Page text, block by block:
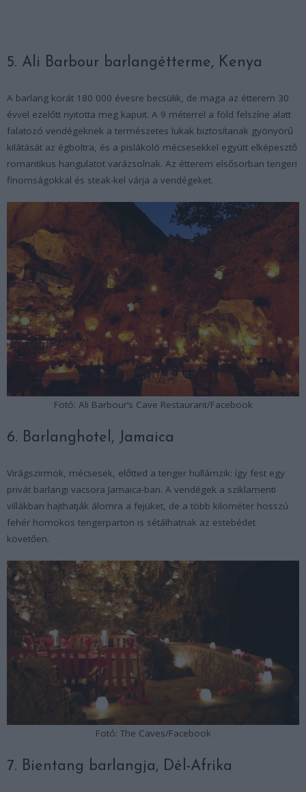
5. Ali Barbour barlangétterme, Kenya
A barlang korát 180 000 évesre becsülik, de maga az étterem 30
évvel ezelőtt nyitotta meg kapuit. A 9 méterrel a föld felszíne alatt
falatozó vendégeknek a természetes lukak biztosítanak gyönyörű
kilátását az égboltra, és a pislákoló mécsesekkel együtt elképesztő
romantikus hangulatot varázsolnak. Az étterem elsősorban tengeri
finomságokkal és steak-kel várja a vendégeket.
Fotó: Ali Barbour’s Cave Restaurant/Facebook
6. Barlanghotel, Jamaica
Virágszirmok, mécsesek, előtted a tenger hullámzik: így fest egy
privát barlangi vacsora Jamaica-ban. A vendégek a sziklamenti
villákban hajthatják álomra a fejüket, de a több kilométer hosszú
fehér homokos tengerparton is sétálhatnak az estebédet
követően.
Fotó: The Caves/Facebook
7. Bientang barlangja, Dél-Afrika